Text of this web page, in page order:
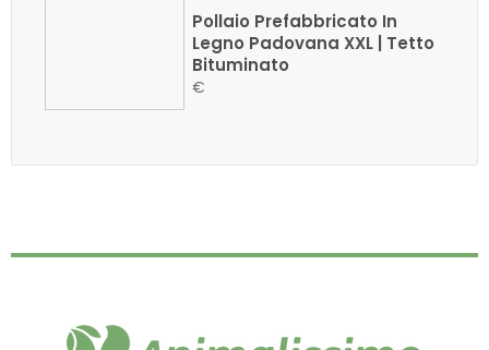
Pollaio Prefabbricato In
Legno Padovana XXL | Tetto
Bituminato
€